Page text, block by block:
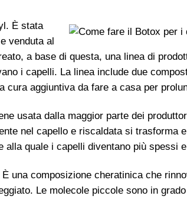
È stata
venduta al
a base di questa, una linea di
i capelli. La linea include due
cura aggiuntiva da fare a casa per
usata dalla maggior parte dei
nel capello e riscaldata si trasforma
alla quale i capelli diventano più spessi
una composizione cheratinica che
Le molecole piccole sono in